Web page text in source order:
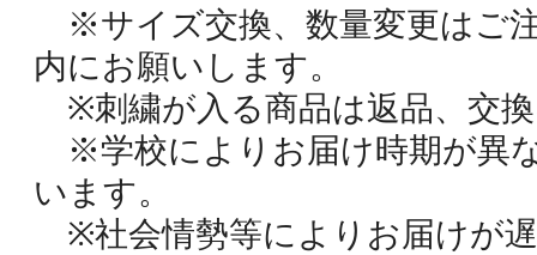
※サイズ交換、数量変更はご
内にお願いします。
※刺繍が入る商品は返品、交
※学校によりお届け時期が異
います。
※社会情勢等によりお届けが